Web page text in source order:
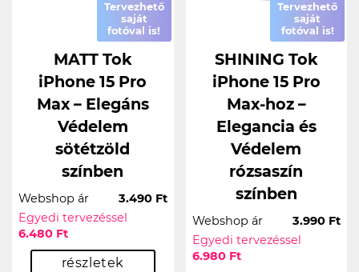
Tervezhető
saját
fotóval is!
MATT Tok
iPhone 15 Pro
Max – Elegáns
Védelem
sötétzöld
színben
Webshop ár
3.490 Ft
Egyedi tervezéssel
6.480 Ft
részletek
Tervezhető
saját
fotóval is!
SHINING Tok
iPhone 15 Pro
Max-hoz –
Elegancia és
Védelem
rózsaszín
színben
Webshop ár
3.990 Ft
Egyedi tervezéssel
6.980 Ft